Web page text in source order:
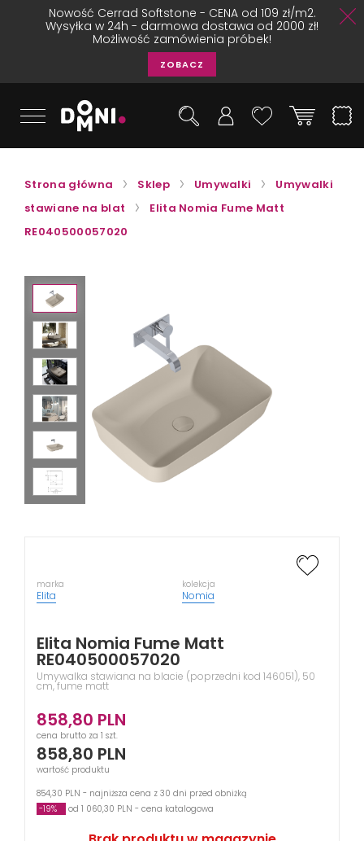
Nowość Cerrad Softstone - CENA od 109 zł/m2.
Wysyłka w 24h - darmowa dostawa od 2000 zł!
Możliwość zamówienia próbek!
ZOBACZ
Strona główna Sklep Umywalki
Umywalki
stawiane na blat
Elita Nomia Fume Matt
RE040500057020
marka
Elita
kolekcja
Nomia
Elita Nomia Fume Matt
RE040500057020
Umywalka stawiana na blacie (poprzedni kod 146051), 50
cm, fume matt
858,80 PLN
cena brutto za 1 szt.
858,80 PLN
wartość produktu
854,30 PLN - najniższa cena z 30 dni przed obniżką
-19%
od 1 060,30 PLN - cena katalogowa